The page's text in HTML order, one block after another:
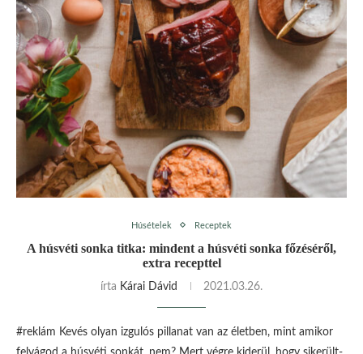
Húsételek Receptek
A húsvéti sonka titka: mindent a húsvéti sonka főzéséről,
extra recepttel
írta Kárai Dávid 2021.03.26.
#reklám Kevés olyan izgulós pillanat van az életben, mint amikor